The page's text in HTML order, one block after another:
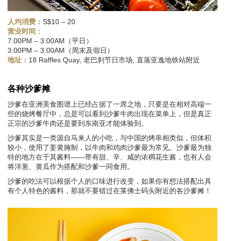
人均消费 ：S$10 – 20
营业时间 ：
7:00PM – 3:00AM（平日）
3:00PM – 3:00AM（周末及假日）
地址 ：18 Raffles Quay, 老巴刹节日市场, 直落亚逸地铁站附近
各种沙爹摊
沙爹在亚洲美食图谱上已经占据了一席之地，只要是在相对高端一
些的烧烤餐厅中，总是可以看到沙爹牛肉出现在菜单上，但是真正
正宗的沙爹牛肉还是要到东南亚才能体验到。
沙爹其实是一类源自马来人的小吃，与中国的烤串相类似，但体积
较小，使用了姜黄腌制，以牛肉和鸡肉沙爹最为常见。沙爹最为独
特的地方在于其酱料——带有甜、辛、咸的浓稠花生酱，也有人会
将洋葱、黄瓜作为搭配和沙爹一同食用。
沙爹的吃法可以根据个人的口味进行改变，如果你有想法搭配出具
有个人特色的酱料，那就不要错过在莱佛士码头附近的各沙爹摊！